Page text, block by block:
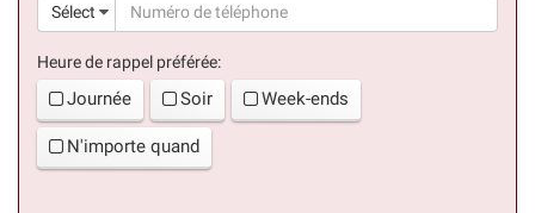
Sélect
Heure de rappel préférée:
Journée Soir Week-ends
N'importe quand